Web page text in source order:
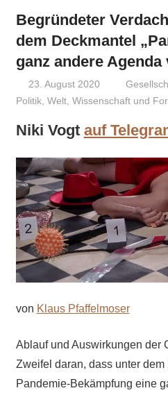
Begründeter
dem Deckmantel
ganz andere
23. August 2020 Niki Vogt
Politik, Welt, Wissenschaft und
Niki Vogt auf
von Klaus Pfaffelmoser
Ablauf und Auswirkungen der
Zweifel daran, dass unter
Pandemie-Bekämpfung eine